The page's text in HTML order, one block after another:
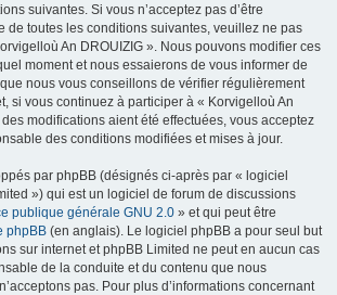
suivantes. Si vous n’acceptez pas d’être
de toutes les conditions suivantes, veuillez ne pas
An DROUIZIG ». Nous pouvons modifier ces
moment et nous essaierons de vous informer de
nous vous conseillons de vérifier régulièrement
si vous continuez à participer à « Korvigelloù An
modifications aient été effectuées, vous acceptez
des conditions modifiées et mises à jour.
par phpBB (désignés ci-après par « logiciel
») qui est un logiciel de forum de discussions
publique générale GNU 2.0 » et qui peut être
phpBB (en anglais). Le logiciel phpBB a pour seul but
sur internet et phpBB Limited ne peut en aucun cas
de la conduite et du contenu que nous
pas. Pour plus d’informations concernant